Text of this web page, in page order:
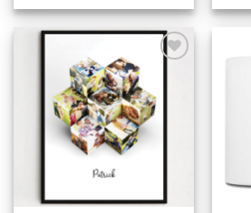
til
kr. 299,00
Tilføj til
ønskeliste